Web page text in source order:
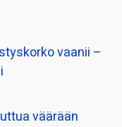
vaanii –
väärään